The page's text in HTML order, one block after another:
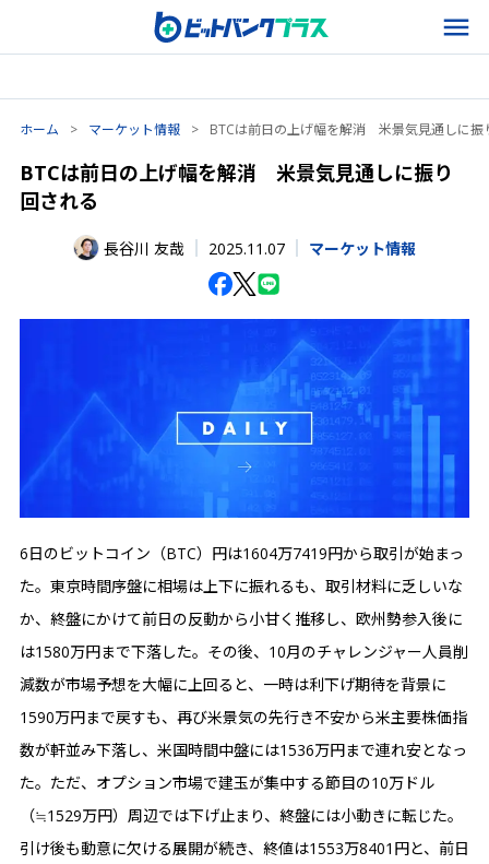
ホーム > マーケット情報 > BTCは前日の上げ幅を解消 米景気見通しに振
BTCは前日の上げ幅を解消 米景気見通しに振り
回される
長谷川 友哉 2025.11.07 マーケット情報
6日のビットコイン（BTC）円は1604万7419円から取引が始まっ
た。東京時間序盤に相場は上下に振れるも、取引材料に乏しいな
か、終盤にかけて前日の反動から小甘く推移し、欧州勢参入後に
は1580万円まで下落した。その後、10月のチャレンジャー人員削
減数が市場予想を大幅に上回ると、一時は利下げ期待を背景に
1590万円まで戻すも、再び米景気の先行き不安から米主要株価指
数が軒並み下落し、米国時間中盤には1536万円まで連れ安となっ
た。ただ、オプション市場で建玉が集中する節目の10万ドル
（≒1529万円）周辺では下げ止まり、終盤には小動きに転じた。
引け後も動意に欠ける展開が続き、終値は1553万8401円と、前日